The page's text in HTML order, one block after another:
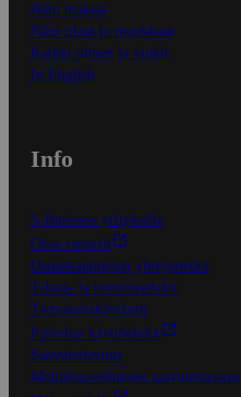
Näin maksat
Näin tilaat ja muokkaat
Kaikki ohjeet ja vinkit
In English
Info
S-Business yrityksille
Oiva-raportit
Osuuskauppojen yhteystiedot
Tilaus- ja toimitusehdot
Tietosuojakäytäntö
Palvelun käyttöehdot
Saavutettavuus
Mobiilisovelluksen saavutettavuus